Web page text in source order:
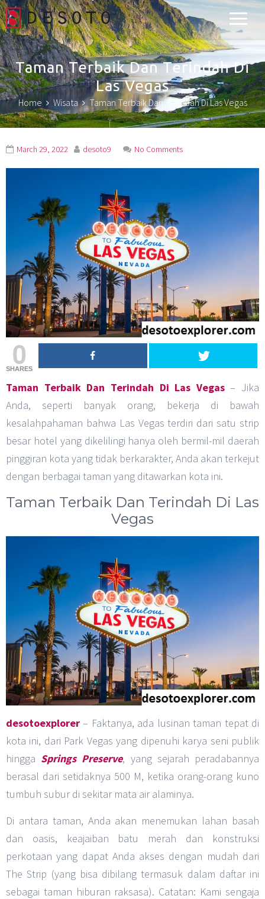
Desoto Explorer
Taman Terbaik Dan Terindah Di
Las Vegas
Home Wisata Taman Terbaik Dan Terindah Di Las Vegas
March 29, 2022 desoto9 No Comments
0
SHARES
Taman Terbaik Dan Terindah Di Las Vegas– Jika
Anda, seperti banyak orang, bekerja di bawah
kesalahpahaman bahwa Las Vegas terdiri dari satu strip
besar hotel yang dikelilingi hanya oleh bermil-mil daerah
pinggiran kota yang tidak berkarakter, Anda akan terkejut
dengan berbagai taman yang ditawarkan kota ini.
Taman Terbaik Dan Terindah Di Las
Vegas
desotoexplorer – Faktanya, ada lusinan taman tepat di
kota ini, dari Park Vegas yang dipenuhi karya seni publik
hingga Springs Preserve, yang sejarah peradabannya
berasal dari setidaknya 500 M, ketika orang-orang kuno
tumbuh subur di sekitar mata air alaminya.
Di antara taman, Anda akan menemukan lahan basah
dan oasis, keajaiban batu merah dan konstruksi
perkotaan yang dapat Anda akses dengan mudah dari
The Strip (yang bisa dibilang termasuk dalam daftar ini
sebagai taman hiburan raksasa). Catatan: Kami sengaja